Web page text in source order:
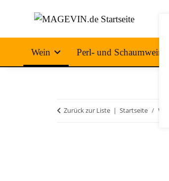
Wein Perl- und Schaumwein
Zurück zur Liste Startseite Wein